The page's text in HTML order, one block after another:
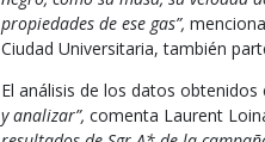
propiedades de ese gas”,
Ciudad Universitaria, también
El análisis de los datos
y analizar”, comenta Laurent